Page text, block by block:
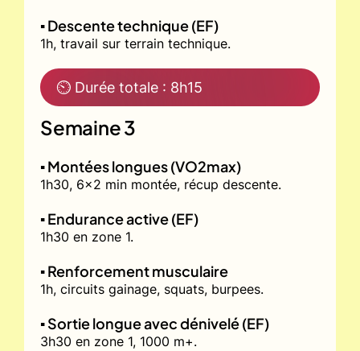
▪️ Descente technique (EF)
1h, travail sur terrain technique.
⏲ Durée totale : 8h15
Semaine 3
▪️ Montées longues (VO2max)
1h30, 6x2 min montée, récup descente.
▪️ Endurance active (EF)
1h30 en zone 1.
▪️ Renforcement musculaire
1h, circuits gainage, squats, burpees.
▪️ Sortie longue avec dénivelé (EF)
3h30 en zone 1, 1000 m+.